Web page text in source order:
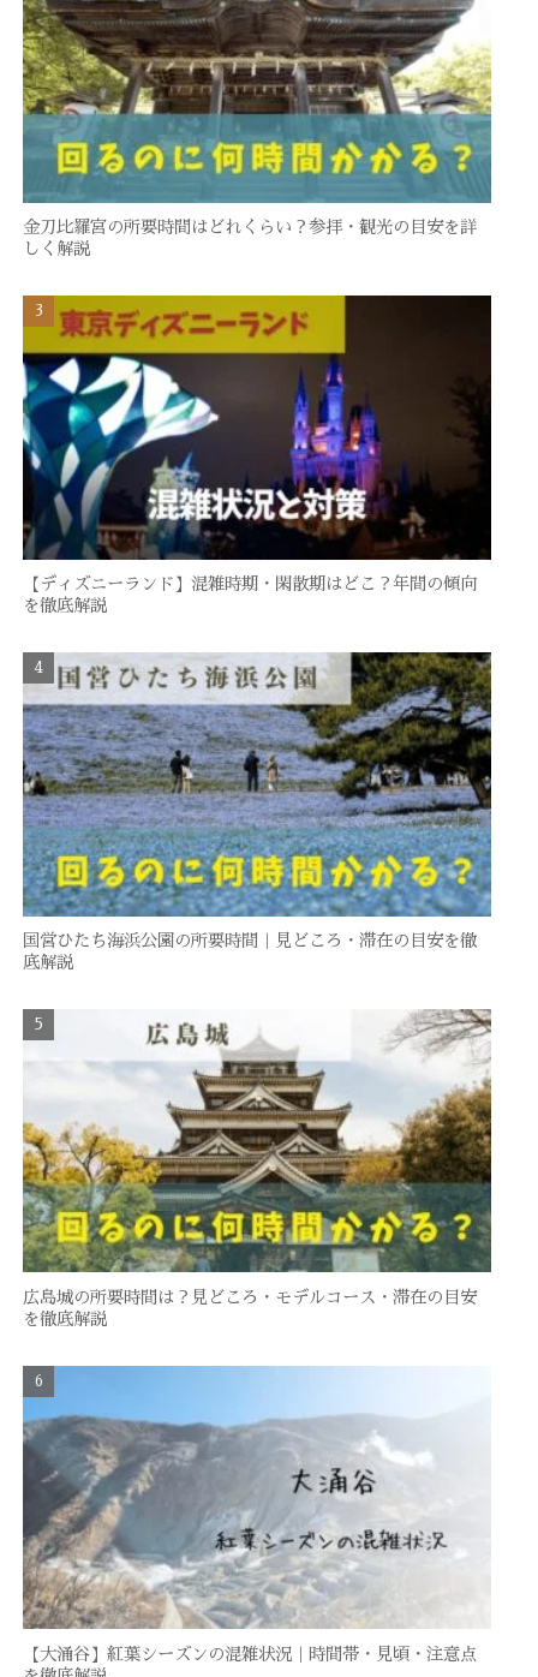
金刀比羅宮の所要時間はどれくらい？参拝・観光の目安を詳
しく解説
【ディズニーランド】混雑時期・閑散期はどこ？年間の傾向
を徹底解説
国営ひたち海浜公園の所要時間｜見どころ・滞在の目安を徹
底解説
広島城の所要時間は？見どころ・モデルコース・滞在の目安
を徹底解説
【大涌谷】紅葉シーズンの混雑状況｜時間帯・見頃・注意点